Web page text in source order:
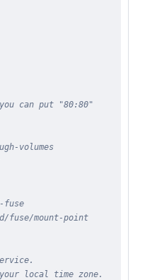
can put "80:80"
volumes
fuse
fuse/mount-point
local time zone.